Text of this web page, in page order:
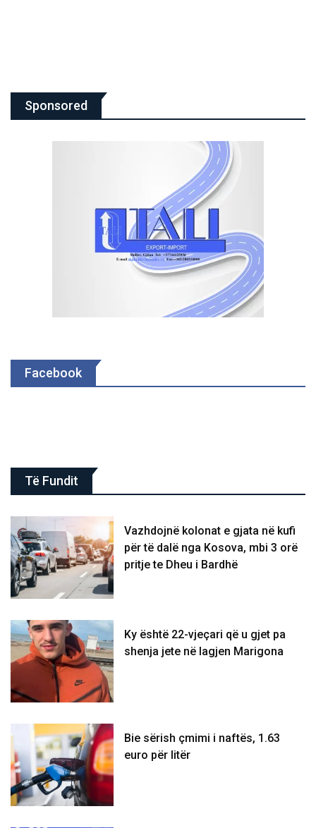
Sponsored
Facebook
Të Fundit
Vazhdojnë kolonat e gjata në kufi
për të dalë nga Kosova, mbi 3 orë
pritje te Dheu i Bardhë
Ky është 22-vjeçari që u gjet pa
shenja jete në lagjen Marigona
Bie sërish çmimi i naftës, 1.63
euro për litër